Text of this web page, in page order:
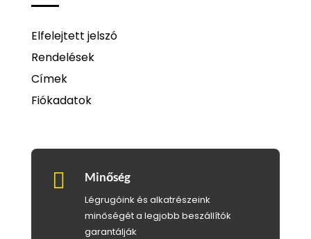
Elfelejtett jelszó
Rendelések
Címek
Fiókadatok
 Minőség
Légrugóink és alkatrészeink
minőségét a legjobb beszállítók
garantálják